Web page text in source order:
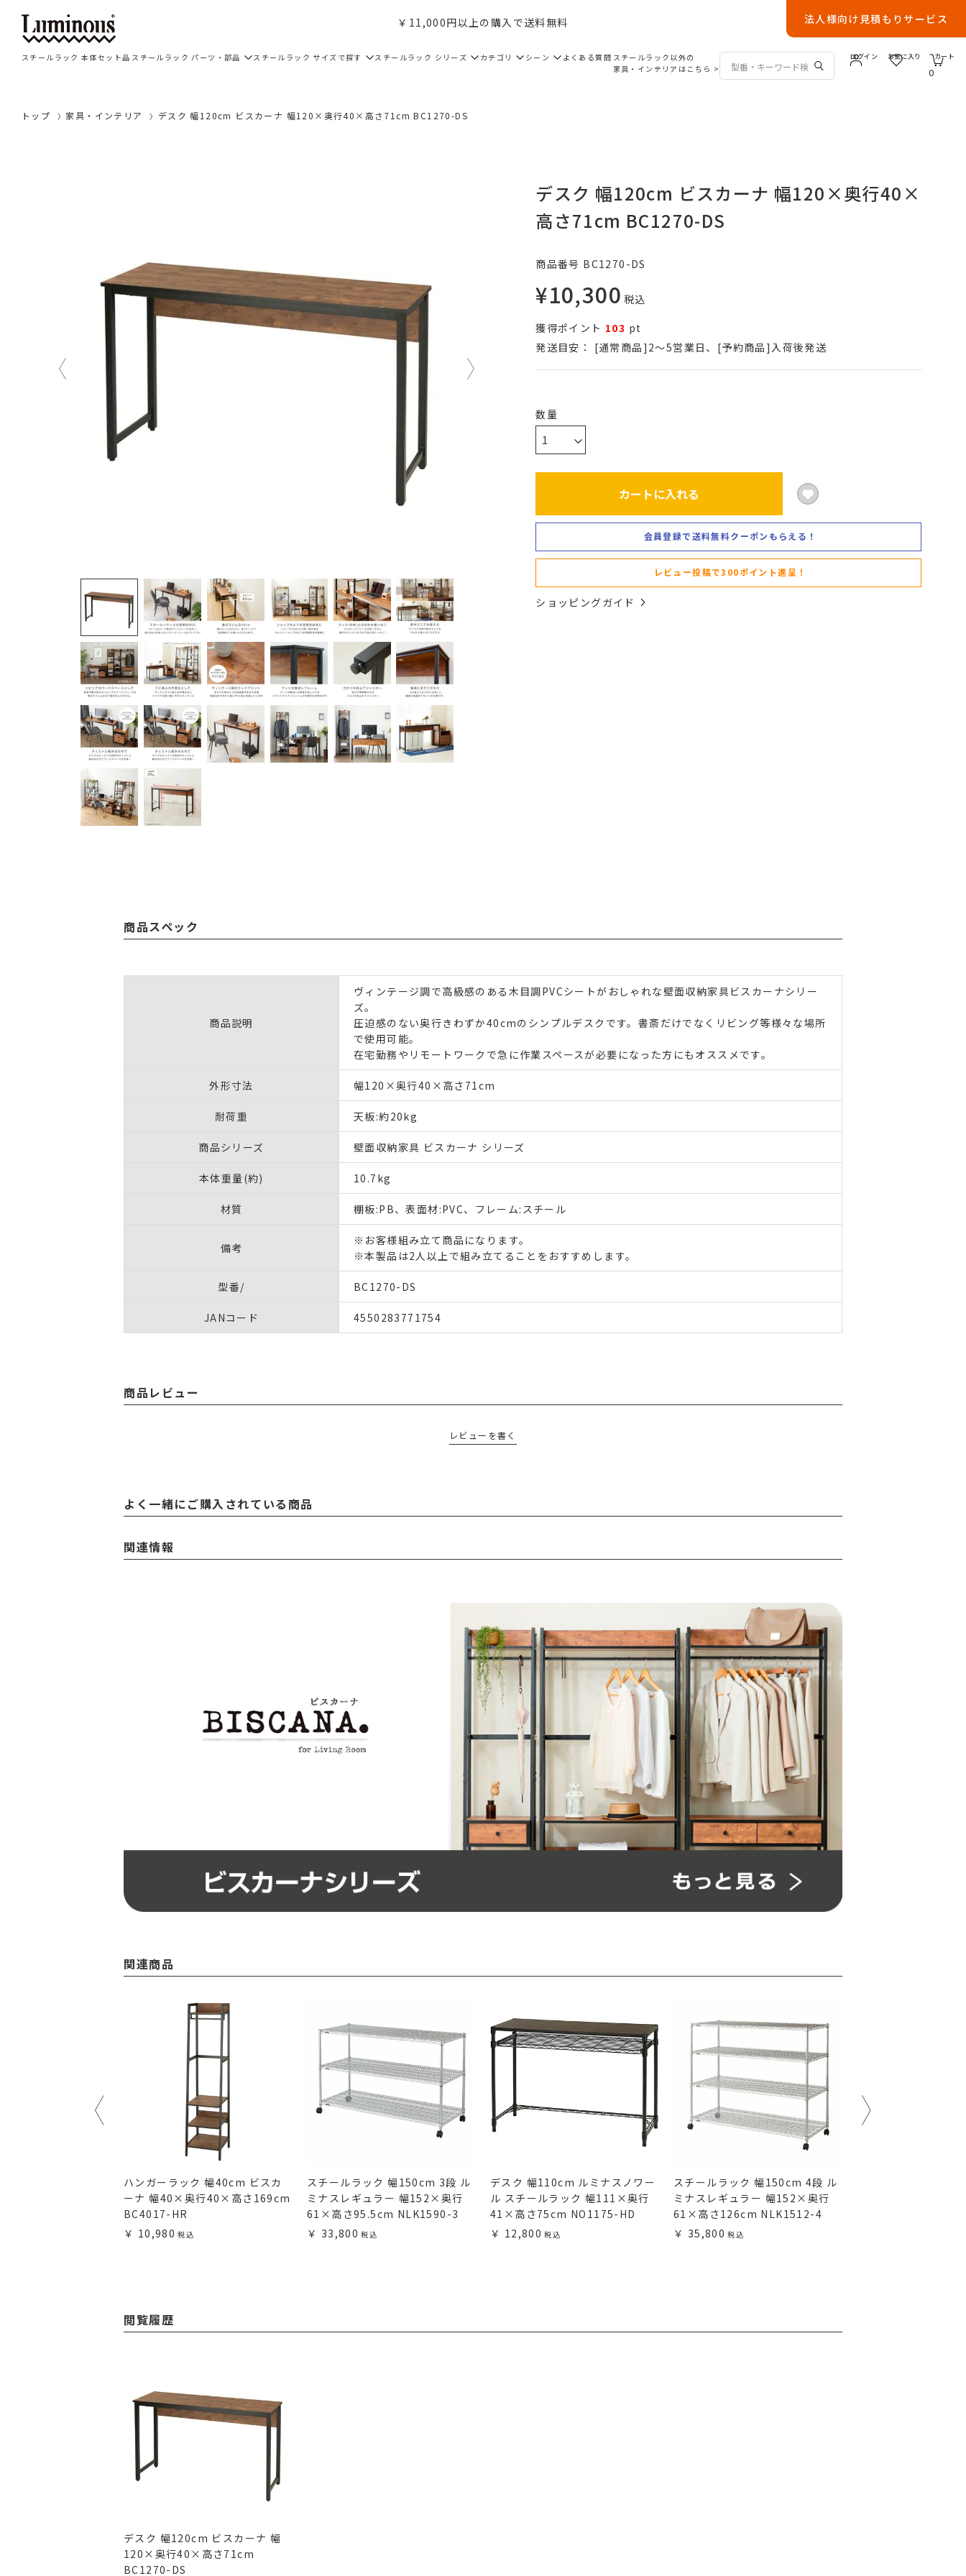
￥11,000円以上の購入で送料無料 法人様向け見積もりサービス
スチールラック 本体セット品 スチールラック パーツ・部品 スチールラック サイズで探す スチールラック シリーズ カテゴリ シーン よくある質問 スチールラック以外の
家具・インテリアはこちら >
ログイン お気に入り
0
カート
トップ 家具・インテリア デスク 幅120cm ビスカーナ 幅120×奥行40×高さ71cm BC1270-DS
デスク 幅120cm ビスカーナ 幅120×奥行40×
高さ71cm BC1270-DS
商品番号 BC1270-DS
¥10,300 税込
獲得ポイント 103 pt
発送目安：
[通常商品]2～5営業日、[予約商品]入荷後発送
カートに入れる
会員登録で送料無料クーポンもらえる！
レビュー投稿で300ポイント進呈！
ショッピングガイド
商品スペック
商品説明
ヴィンテージ調で高級感のある木目調PVCシートがおしゃれな壁面収納家具ビスカーナシリー
ズ。
圧迫感のない奥行きわずか40cmのシンプルデスクです。書斎だけでなくリビング等様々な場所
で使用可能。
在宅勤務やリモートワークで急に作業スペースが必要になった方にもオススメです。
外形寸法 幅120×奥行40×高さ71cm
耐荷重 天板:約20kg
商品シリーズ 壁面収納家具 ビスカーナ シリーズ
本体重量(約) 10.7kg
材質 棚板:PB、表面材:PVC、フレーム:スチール
備考
※お客様組み立て商品になります。
※本製品は2人以上で組み立てることをおすすめします。
型番/ BC1270-DS
JANコード 4550283771754
商品レビュー
レビューを書く
よく一緒にご購入されている商品
関連情報
関連商品
ハンガーラック 幅40cm ビスカ
ーナ 幅40×奥行40×高さ169cm
BC4017-HR
10,980
スチールラック 幅150cm 3段 ル
ミナスレギュラー 幅152×奥行
61×高さ95.5cm NLK1590-3
33,800
デスク 幅110cm ルミナスノワー
ル スチールラック 幅111×奥行
41×高さ75cm NO1175-HD
12,800
スチールラック 幅150cm 4段 ル
ミナスレギュラー 幅152×奥行
61×高さ126cm NLK1512-4
35,800
閲覧履歴
デスク 幅120cm ビスカーナ 幅
120×奥行40×高さ71cm
BC1270-DS